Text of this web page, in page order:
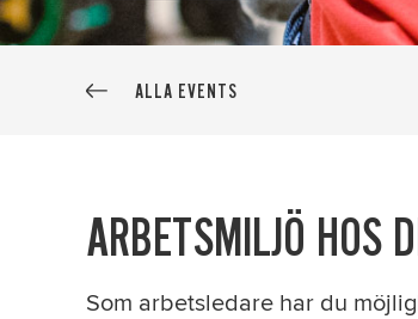
ALLA EVENTS
ARBETSMILJÖ HOS
Som arbetsledare har du